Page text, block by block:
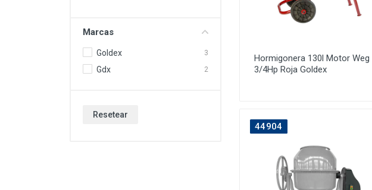
Marcas
Goldex 3
Gdx 2
Resetear
Hormigonera 130l Motor Weg
3/4Hp Roja Goldex
44904